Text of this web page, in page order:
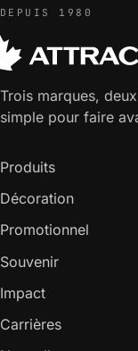
DEPUIS 1980
Trois marques,
simple pour faire
Produits
Décoration
Promotionnel
Souvenir
Impact
Carrières